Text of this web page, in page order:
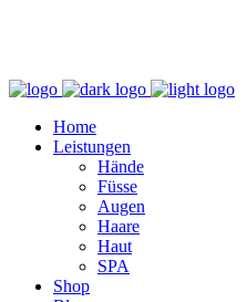
Home
Leistungen
Hände
Füsse
Augen
Haare
Haut
SPA
Shop